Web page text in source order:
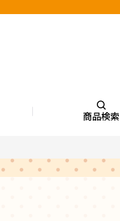
商品検索